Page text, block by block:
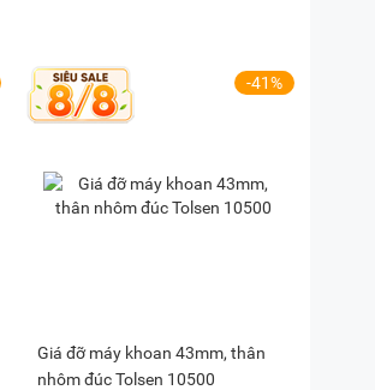
-41%
Giá đỡ máy khoan 43mm, thân
nhôm đúc Tolsen 10500